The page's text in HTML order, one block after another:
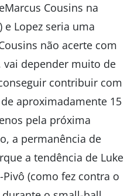
Cousins na
e Lopez seria uma
não acerte com
vai depender muito de
contribuir com
aproximadamente 15
pela próxima
a permanência de
a tendência de Luke
(como fez contra o